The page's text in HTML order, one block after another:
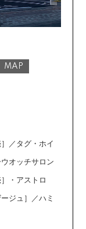
します。分割
いただきま
望のお客様は
ョッピングク
MAP
／タグ・ホイ
オッチサロン
・アストロ
ジュ］／ハミ